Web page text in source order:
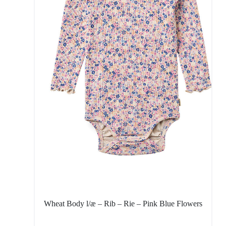
Wheat Body l/æ – Rib – Rie – Pink Blue Flowers